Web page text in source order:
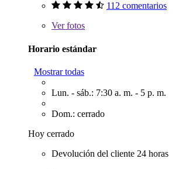
112 comentarios
Verfotos
Horario estándar
Mostrar todas
Lun. - sáb.: 7:30 a. m. - 5 p. m.
Dom.: cerrado
Hoy cerrado
Devolución del cliente 24 horas